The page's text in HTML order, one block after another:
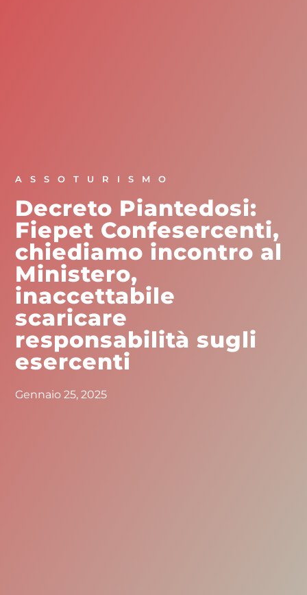
ASSOTURISMO
Decreto Piantedosi:
Fiepet Confesercenti,
chiediamo incontro al
Ministero,
inaccettabile
scaricare
responsabilità sugli
esercenti
Gennaio 25, 2025